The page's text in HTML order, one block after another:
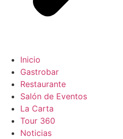
Inicio
Gastrobar
Restaurante
Salón de Eventos
La Carta
Tour 360
Noticias